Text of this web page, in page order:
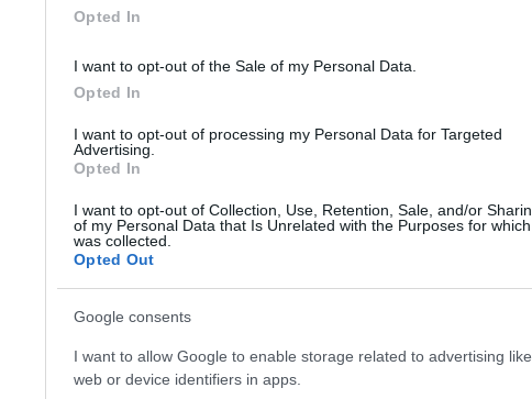
Opted In
I want to opt-out of the Sale of my Personal Data.
Opted In
I want to opt-out of processing my Personal Data for Targeted
Advertising.
Opted In
I want to opt-out of Collection, Use, Retention, Sale, and/or
of my Personal Data that Is Unrelated with the Purposes for
was collected.
Opted Out
Google consents
I want to allow Google to enable storage related to advertising
web or device identifiers in apps.